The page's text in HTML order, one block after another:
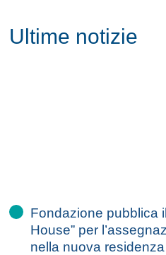
Ultime notizie
Fondazione pubblica
House” per
nella nuova